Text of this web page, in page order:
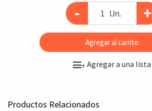
- Un. +
Agregar al carrito
+Agregar a una lista
Productos Relacionados